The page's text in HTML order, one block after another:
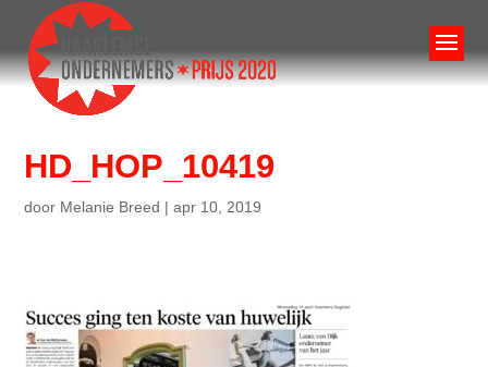
HD_HOP_10419
door Melanie Breed |apr 10, 2019